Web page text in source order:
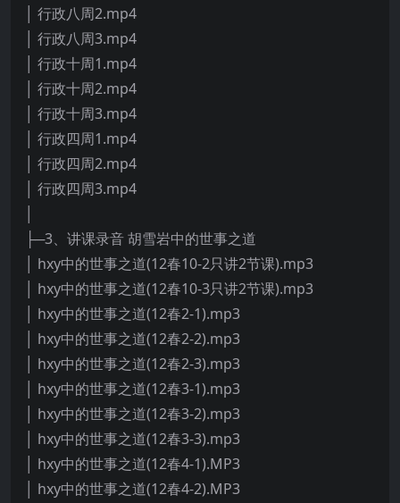
│ 行政八周2.mp4
│ 行政八周3.mp4
│ 行政十周1.mp4
│ 行政十周2.mp4
│ 行政十周3.mp4
│ 行政四周1.mp4
│ 行政四周2.mp4
│ 行政四周3.mp4
├─3、讲课录音 胡雪岩中的世事之道
│ hxy中的世事之道(12春10-2只讲2节课).mp3
│ hxy中的世事之道(12春10-3只讲2节课).mp3
│ hxy中的世事之道(12春2-1).mp3
│ hxy中的世事之道(12春2-2).mp3
│ hxy中的世事之道(12春2-3).mp3
│ hxy中的世事之道(12春3-1).mp3
│ hxy中的世事之道(12春3-2).mp3
│ hxy中的世事之道(12春3-3).mp3
│ hxy中的世事之道(12春4-1).MP3
│ hxy中的世事之道(12春4-2).MP3